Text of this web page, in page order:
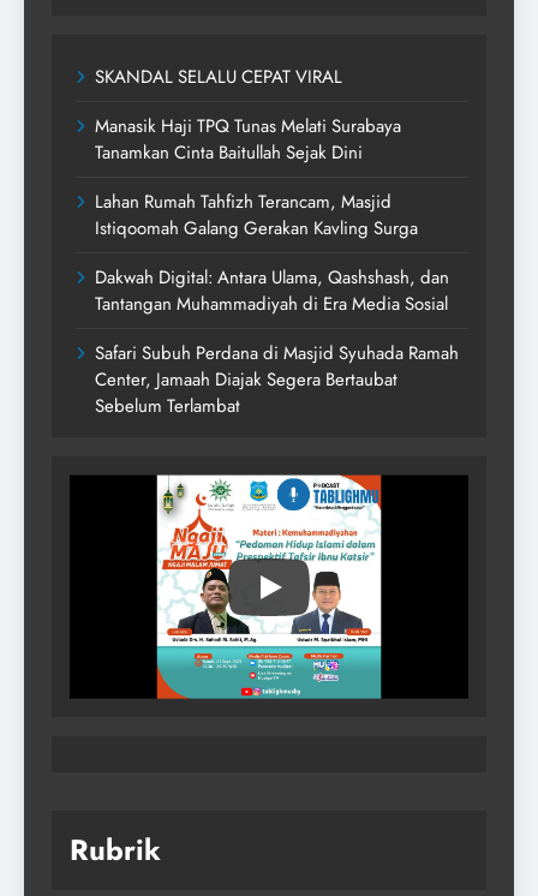
SKANDAL SELALU CEPAT VIRAL
Manasik Haji TPQ Tunas Melati Surabaya
Tanamkan Cinta Baitullah Sejak Dini
Lahan Rumah Tahfizh Terancam, Masjid
Istiqoomah Galang Gerakan Kavling Surga
Dakwah Digital: Antara Ulama, Qashshash, dan
Tantangan Muhammadiyah di Era Media Sosial
Safari Subuh Perdana di Masjid Syuhada Ramah
Center, Jamaah Diajak Segera Bertaubat
Sebelum Terlambat
Rubrik